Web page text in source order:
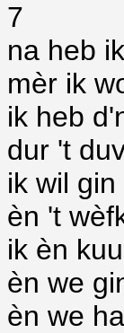
7
na heb
mèr ik
ik heb
dur 't
ik wil
èn 't
ik èn
èn we
èn we